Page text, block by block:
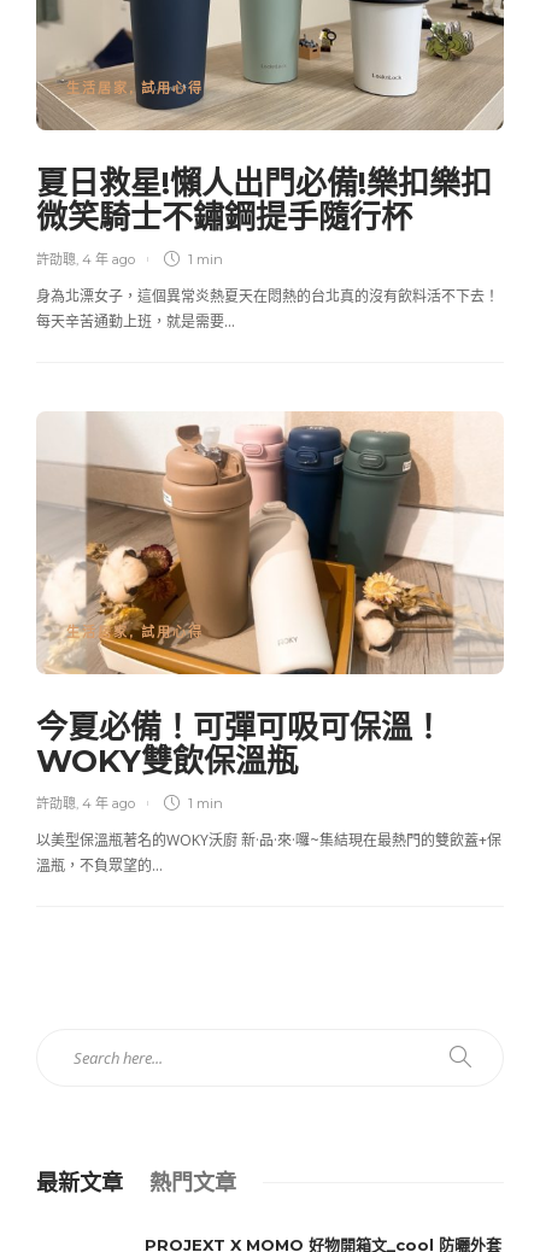
生活居家 , 試用心得
夏日救星!懶人出門必備!樂扣樂扣
微笑騎士不鏽鋼提手隨行杯
許劭聰, 4 年 ago 1 min
身為北漂女子，這個異常炎熱夏天在悶熱的台北真的沒有飲料活不下去！
每天辛苦通勤上班，就是需要…
生活居家,試用心得
今夏必備！可彈可吸可保溫！
WOKY雙飲保溫瓶
許劭聰, 4 年 ago 1 min
以美型保溫瓶著名的WOKY沃廚 新·品·來·囉~集結現在最熱門的雙飲蓋+保
溫瓶，不負眾望的…
最新文章 熱門文章
PROJEXT X MOMO 好物開箱文_cool 防曬外套